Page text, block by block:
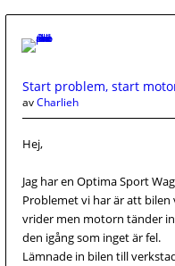
Start problem, start
avCharlieh
Hej,
Jag har en Optima Sport
Problemet vi har är att
vrider men motorn tänder
den igång som inget är fel.
Lämnade in bilen till